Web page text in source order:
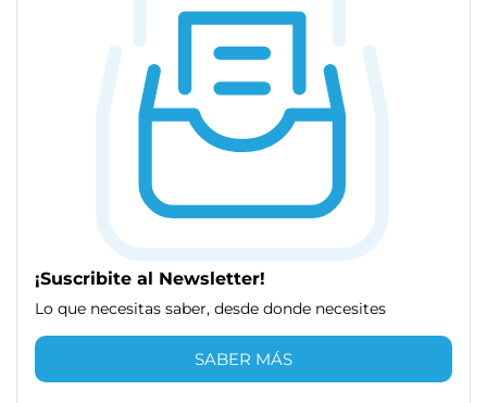
¡Suscribite al Newsletter!
Lo que necesitas saber, desde donde necesites
SABER MÁS